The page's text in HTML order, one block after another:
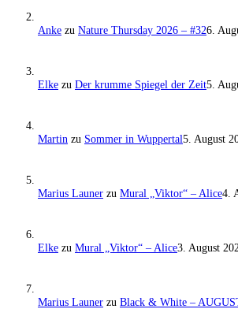
Anke zu Nature Thursday 2026 – #326.
Elke zu Der krumme Spiegel der Zeit5.
Martin zu Sommer in Wuppertal5. August
Marius Launer zu Mural „Viktor“ – Alice4.
Elke zu Mural „Viktor“ – Alice3. August
Marius Launer zu Black & White –